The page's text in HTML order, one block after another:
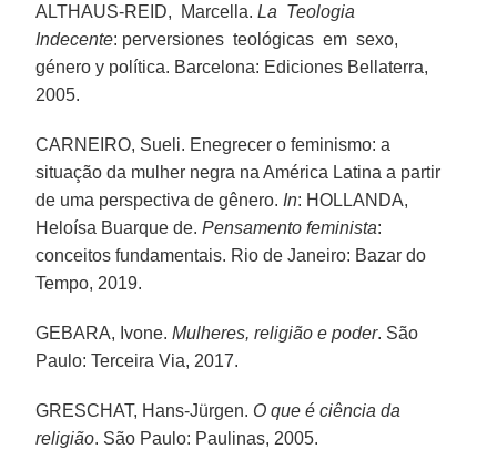
ALTHAUS-REID, Marcella.La Teologia
Indecente: perversiones teológicas em sexo,
género y política. Barcelona: Ediciones Bellaterra,
2005.
CARNEIRO, Sueli. Enegrecer o feminismo: a
situação da mulher negra na América Latina a partir
de uma perspectiva de gênero. In: HOLLANDA,
Heloísa Buarque de.Pensamento feminista:
conceitos fundamentais. Rio de Janeiro: Bazar do
Tempo, 2019.
GEBARA, Ivone.Mulheres, religião e poder. São
Paulo: Terceira Via, 2017.
GRESCHAT, Hans-Jürgen. O que é ciência da
religião. São Paulo: Paulinas, 2005.